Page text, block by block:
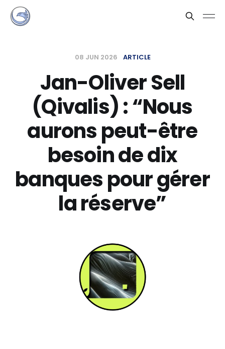
08 JUN 2026 ARTICLE
Jan-Oliver Sell
(Qivalis) : “Nous
aurons peut-être
besoin de dix
banques pour gérer
la réserve”